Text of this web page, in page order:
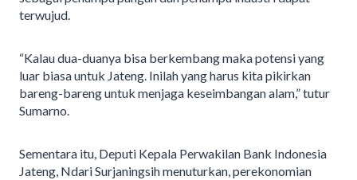
terwujud.
“Kalau dua-duanya bisa berkembang maka potensi yang
luar biasa untuk Jateng. Inilah yang harus kita pikirkan
bareng-bareng untuk menjaga keseimbangan alam,” tutur
Sumarno.
Sementara itu, Deputi Kepala Perwakilan Bank Indonesia
Jateng, Ndari Surjaningsih menuturkan, perekonomian